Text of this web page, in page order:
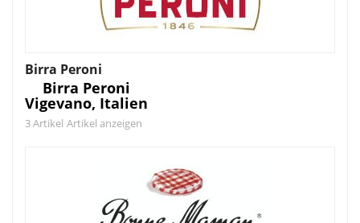
Birra Peroni
Birra Peroni
Vigevano, Italien
3 Artikel Artikel anzeigen